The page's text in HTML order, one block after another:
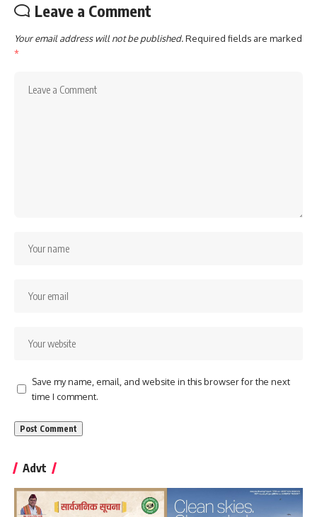
Leave a Comment
Your email address will not be published.Required fields are marked
*
Save my name, email, and website in this browser for the next
time I comment.
Advt